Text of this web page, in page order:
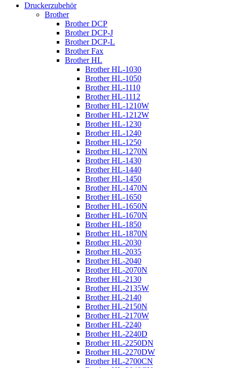
Druckerzubehör
Brother
Brother DCP
Brother DCP-J
Brother DCP-L
Brother Fax
Brother HL
Brother HL-1030
Brother HL-1050
Brother HL-1110
Brother HL-1112
Brother HL-1210W
Brother HL-1212W
Brother HL-1230
Brother HL-1240
Brother HL-1250
Brother HL-1270N
Brother HL-1430
Brother HL-1440
Brother HL-1450
Brother HL-1470N
Brother HL-1650
Brother HL-1650N
Brother HL-1670N
Brother HL-1850
Brother HL-1870N
Brother HL-2030
Brother HL-2035
Brother HL-2040
Brother HL-2070N
Brother HL-2130
Brother HL-2135W
Brother HL-2140
Brother HL-2150N
Brother HL-2170W
Brother HL-2240
Brother HL-2240D
Brother HL-2250DN
Brother HL-2270DW
Brother HL-2700CN